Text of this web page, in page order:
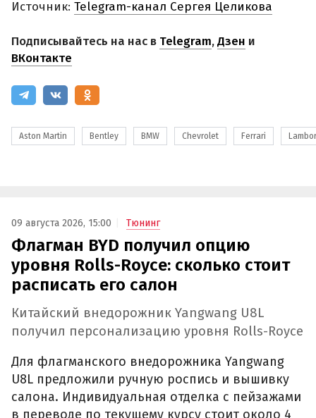
Источник: Telegram-канал Сергея Целикова
Подписывайтесь на нас в Telegram,Дзен и
ВКонтакте
Aston Martin Bentley BMW Chevrolet Ferrari
09 августа 2026, 15:00 Тюнинг
Флагман BYD получил опцию
уровня Rolls-Royce: сколько стоит
расписать его салон
Китайский внедорожник Yangwang U8L
получил персонализацию уровня Rolls-Royce
Для флагманского внедорожника Yangwang
U8L предложили ручную роспись и вышивку
салона. Индивидуальная отделка с пейзажами
в переводе по текущему курсу стоит около 4